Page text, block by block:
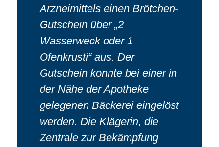
Arzneimittels einen Brötchen-
Gutschein über „2
Wasserweck oder 1
Ofenkrusti“ aus. Der
Gutschein konnte bei einer in
der Nähe der Apotheke
gelegenen Bäckerei eingelöst
werden. Die Klägerin, die
Zentrale zur Bekämpfung